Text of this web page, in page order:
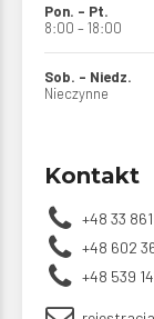
Pon. – Pt.
8:00 – 18:00
Sob. – Niedz.
Nieczynne
Kontakt
+48 33
+48 602
+48 539